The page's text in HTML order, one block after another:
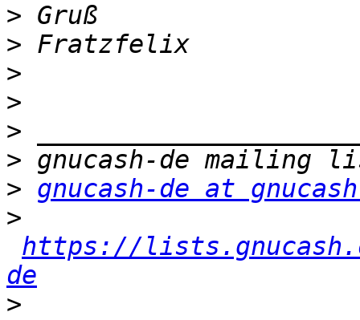
>
>
>
>
>
>
> gnucash-de at
>
https://
de
>